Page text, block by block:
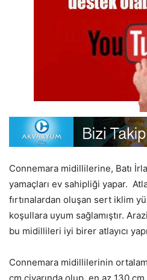
Connemara midillilerine, Batı
yamaçları ev sahipliği yapar.
fırtınalardan oluşan sert iklim
koşullara uyum sağlamıştır.
bu midillileri iyi birer atlayıcı
Connemara midillilerinin
cm civarında olup, en az 130